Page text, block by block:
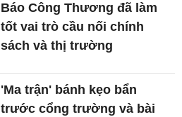
Báo Công Thương đã làm
tốt vai trò cầu nối chính
sách và thị trường
'Ma trận' bánh kẹo bẩn
trước cổng trường và bài